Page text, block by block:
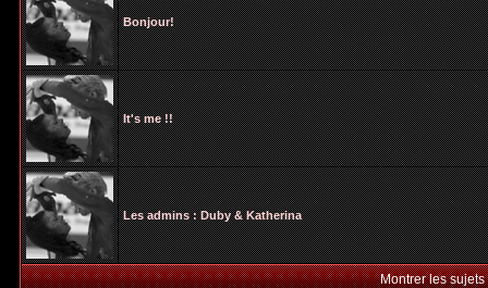
Bonjour!
It's me !!
Les admins : Duby & Katherina
Montrer les